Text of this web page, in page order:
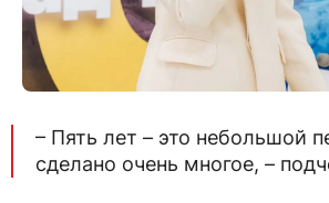
– Пять лет – это небольшой
сделано очень многое, –